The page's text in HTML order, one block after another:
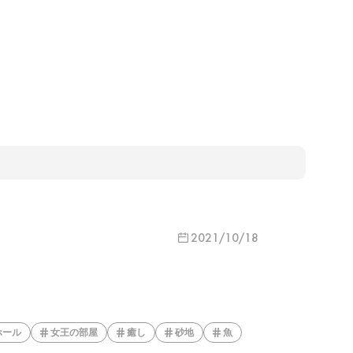
2021/10/18
ール 女王の部屋 癒し 砂地 魚